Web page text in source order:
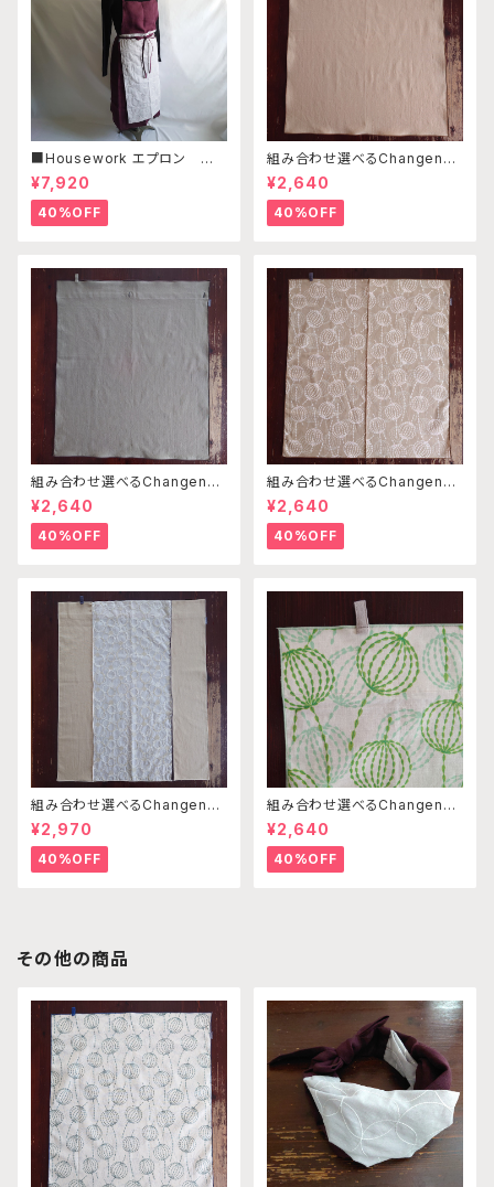
■Housework エプロン ／リ
ネン・コットンリネン ボルドー・
ライトグレー刺繍
¥7,920
40%OFF
組み合わせ選べるChangenab
leエプロン ※前部分のみ ベ
ージュ （※本体部分は別売り
です）
¥2,640
40%OFF
組み合わせ選べるChangenab
leエプロン ※前部分のみ カ
ーキ （※本体部分は別売りで
す）
¥2,640
40%OFF
組み合わせ選べるChangenab
leエプロン ※前部分のみ エ
ンゼルフィッシュピングベージュ
×ライトブラウン （※本体部分
は別売りです）
¥2,640
40%OFF
組み合わせ選べるChangenab
leエプロン ※前部分のみ サ
ークル刺繍ベージュ×ベージュ×
ベージュ （※本体部分は別売
りです）
¥2,970
40%OFF
組み合わせ選べるChangenab
leエプロン ※前部分のみ エ
ンゼルフィッシュグリーン×パス
テルグリーン （※本体部分は
別売りです）
¥2,640
40%OFF
その他の商品